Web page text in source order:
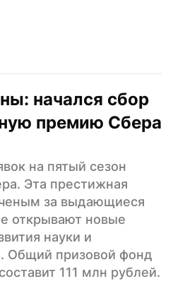
начался сбор
премию Сбера
на пятый сезон
Эта престижная
за выдающиеся
открывают новые
науки и
Общий призовой фонд
111 млн рублей.